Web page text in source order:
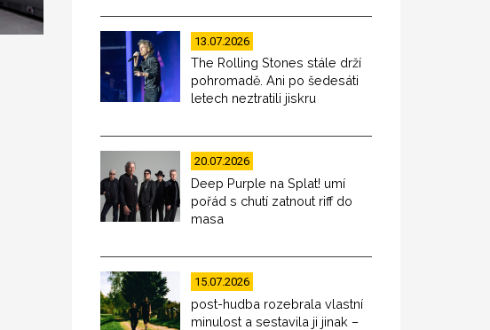
13.07.2026
The Rolling Stones stále drží
pohromadě. Ani po šedesáti
letech neztratili jiskru
20.07.2026
Deep Purple na Splat! umí
pořád s chutí zatnout riff do
masa
15.07.2026
post-hudba rozebrala vlastní
minulost a sestavila ji jinak –